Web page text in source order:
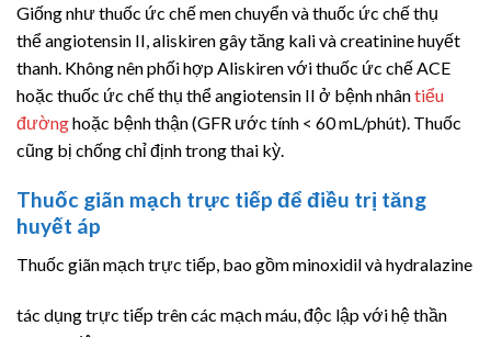
Giống như thuốc ức chế men chuyển và thuốc ức chế thụ
thểangiotensin II, aliskiren gây tăng kali và creatinine huyết
thanh. Không nên phối hợpAliskirenvới thuốc ức chế ACE
hoặc thuốc ức chế thụ thểangiotensin II ở bệnh nhântiểu
đườnghoặc bệnh thận (GFR ước tính < 60 mL/phút). Thuốc
cũng bị chống chỉ định trong thai kỳ.
Thuốc giãn mạch trực tiếp để điều trị tăng
huyết áp
Thuốc giãn mạch trực tiếp, bao gồm minoxidil và hydralazine
tác dụng trực tiếp trên các mạch máu, độc lập với hệ thần